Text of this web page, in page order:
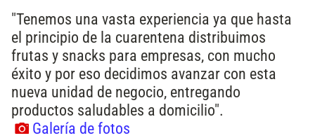
"Tenemos una vasta experiencia ya que hasta
el principio de la cuarentena distribuimos
frutas y snacks para empresas, con mucho
éxito y por eso decidimos avanzar con esta
nueva unidad de negocio, entregando
productos saludables a domicilio".
Galería de fotos